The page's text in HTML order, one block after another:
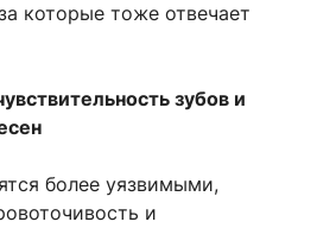
которые тоже отвечает
зубов и
более уязвимыми,
и